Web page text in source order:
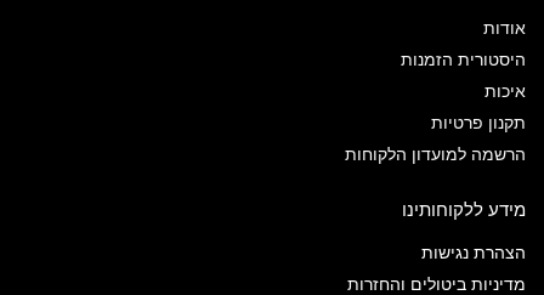
אודות
היסטורית הזמנות
איכות
תקנון פרטיות
הרשמה למועדון הלקוחות
מידע ללקוחותינו
הצהרת נגישות
מדיניות ביטולים והחזרות